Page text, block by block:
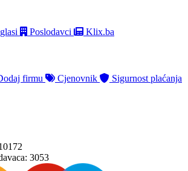
Poslodavci Klix.ba
firmu Cjenovnik Sigurnost plaćanja
3053